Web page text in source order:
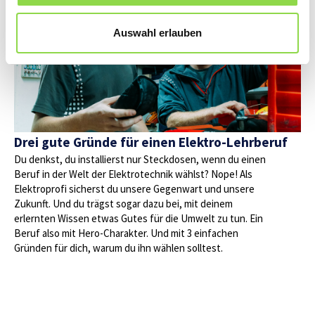
Auswahl erlauben
Drei gute Gründe für einen Elektro-Lehrberuf
Du denkst, du installierst nur Steckdosen, wenn du einen
Beruf in der Welt der Elektrotechnik wählst? Nope! Als
Elektroprofi sicherst du unsere Gegenwart und unsere
Zukunft. Und du trägst sogar dazu bei, mit deinem
erlernten Wissen etwas Gutes für die Umwelt zu tun. Ein
Beruf also mit Hero-Charakter. Und mit 3 einfachen
Gründen für dich, warum du ihn wählen solltest.